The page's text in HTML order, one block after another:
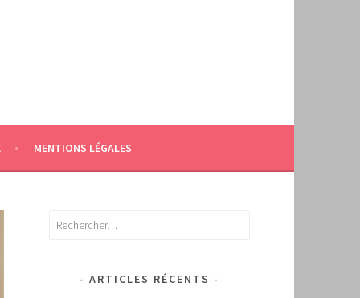
MENTIONS LÉGALES
Rechercher :
ARTICLES RÉCENTS